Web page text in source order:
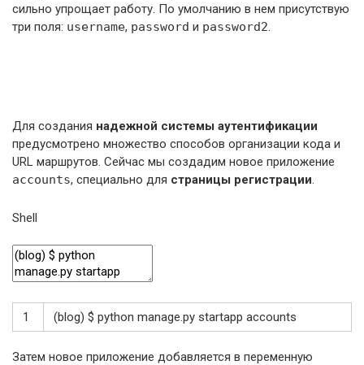
сильно упрощает работу. По умолчанию в нем присутствую
три поля: username, password и password2.
Для создания надежной системы аутентификации
предусмотрено множество способов организации кода и
URL маршрутов. Сейчас мы создадим новое приложение
accounts, специально для страницы регистрации.
Shell
1 (blog) $ python manage .py startapp accounts
Затем новое приложение добавляется в переменную